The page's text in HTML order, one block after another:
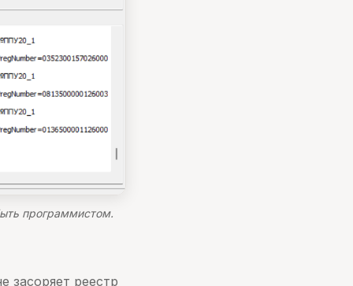
программистом.
засоряет реестр